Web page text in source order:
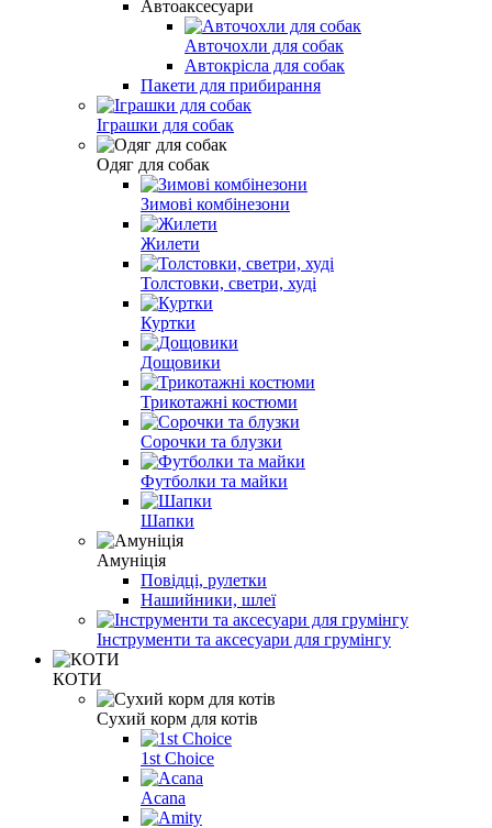
Автоаксесуари
Авточохли для собак
Автокрісла для собак
Пакети для прибирання
Іграшки для собак
Одяг для собак
Зимові комбінезони
Жилети
Толстовки, светри, худі
Куртки
Дощовики
Трикотажні костюми
Сорочки та блузки
Футболки та майки
Шапки
Амуніція
Повідці, рулетки
Нашийники, шлеї
Інструменти та аксесуари для грумінгу
КОТИ
Сухий корм для котів
1st Choice
Acana